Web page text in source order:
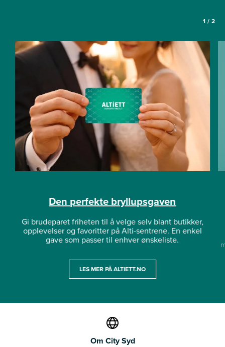
1 / 2
Den perfekte bryllupsgaven
Gi brudeparet friheten til å velge selv blant butikker,
opplevelser og favoritter på Alti-sentrene. En enkel
gave som passer til enhver ønskeliste.
LES MER PÅ ALTIETT.NO
Om City Syd